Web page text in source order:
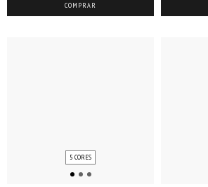
COMPRAR
5 CORES